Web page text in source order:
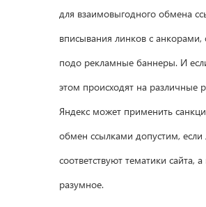
для взаимовыгодного обмена
вписывания линков с анкорами,
подо рекламные баннеры. И
этом происходят на различные
Яндекс может применить
обмен ссылками допустим, если
соответствуют тематики сайта,
разумное.